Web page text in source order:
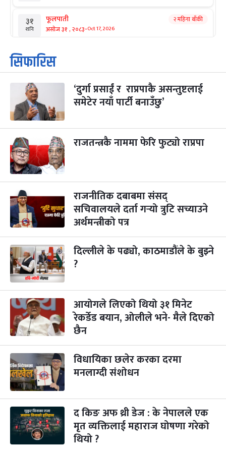
३१
शनि
फूलपाती
असोज ३१ , २०८३-Oct 17, 2026
२ महिना बाँकी
१
आइत
कार्तिक सङ्क्रान्ति
कार्तिक १, २०८३
३
मंगल कार्तिक ३, २०८३-Oct 20, 2026
२ महिना बाँकी
४
कार्तिक ४, २०८३ Oct 21, 2026
५
बिहि
पापा‌ङ्कुशा एकादशी व्रत
कार्तिक ५, २०८३
२२
आइत
कुकुर तिहार
कार्तिक २२, २०८३-Nov 8, 2026
२३ गाई पूजा
-
२४
मंगल
गोरुपुजा
कार्तिक २४, २०८३
२५
बुध
भाइटीका
कार्तिक २५, २०८३-Nov 11, 2026
३ महिना बाँकी
२९
आइत
छठपर्व
कार्तिक २९, २०८३-Nov 15, 2026
१०
शुक्र
क्रिसमस डे
पौष १०, २०८३
१५
बुध
तमुल्होछार
पौष १५, २०८३- Dec 30, 2026
४ महिना बाँकी
२७ पृथ्वी जयन्ती
सिफारिस
‘दुर्गा प्रसाईं र राप्रपाकै असन्तुष्टलाई
समेटेर नयाँ पार्टी बनाउँछु’
राजतन्त्रकै नाममा फेरि फुट्यो राप्रपा
राजनीतिक दबाबमा संसद्
सचिवालयले दर्ता गर्‍यो त्रुटि सच्याउने
अर्थमन्त्रीको पत्र
दिल्लीले के पढ्यो, काठमाडौंले के बुझ्ने
?
आयोगले लिएको थियो ३१ मिनेट
रेकर्डेड बयान, ओलीले भने- मैले दिएको
छैन
विधायिका छलेर करका दरमा
मनलाग्दी संशोधन
द किङ अफ थ्री डेज : के नेपालले एक
मृत व्यक्तिलाई महाराज घोषणा गरेको
थियो ?